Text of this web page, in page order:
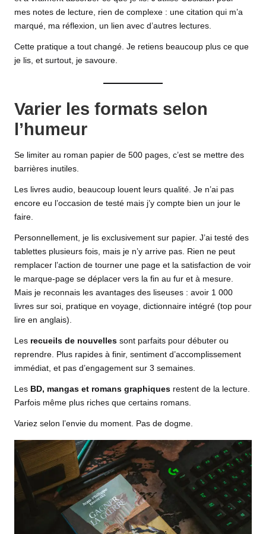
mes notes de lecture, rien de complexe : une citation qui m’a
marqué, ma réflexion, un lien avec d’autres lectures.
Cette pratique a tout changé. Je retiens beaucoup plus ce que
je lis, et surtout, je savoure.
Varier les formats selon
l’humeur
Se limiter au roman papier de 500 pages, c’est se mettre des
barrières inutiles.
Les livres audio, beaucoup louent leurs qualité. Je n’ai pas
encore eu l’occasion de testé mais j’y compte bien un jour le
faire.
Personnellement, je lis exclusivement sur papier. J’ai testé des
tablettes plusieurs fois, mais je n’y arrive pas. Rien ne peut
remplacer l’action de tourner une page et la satisfaction de voir
le marque-page se déplacer vers la fin au fur et à mesure.
Mais je reconnais les avantages des liseuses : avoir 1 000
livres sur soi, pratique en voyage, dictionnaire intégré (top pour
lire en anglais).
Les recueils de nouvelles sont parfaits pour débuter ou
reprendre. Plus rapides à finir, sentiment d’accomplissement
immédiat, et pas d’engagement sur 3 semaines.
Les BD, mangas et romans graphiques restent de la lecture.
Parfois même plus riches que certains romans.
Variez selon l’envie du moment. Pas de dogme.